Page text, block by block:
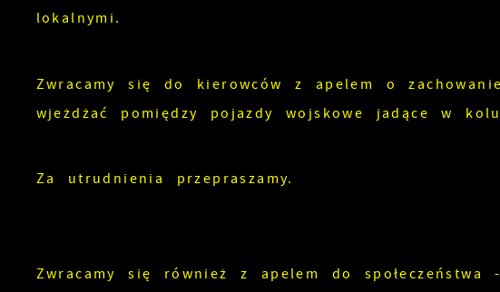
lokalnymi.
Zwracamy się do kierowców z apelem o
wjeżdżać pomiędzy pojazdy wojskowe jadące w
Za utrudnienia przepraszamy.
Zwracamy się również z apelem do społeczeństwa